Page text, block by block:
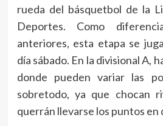
rueda del básquetbol de la
Deportes. Como
anteriores, esta etapa se
día sábado. En la divisional A,
donde pueden variar las
sobretodo, ya que chocan
querrán llevarse los puntos en